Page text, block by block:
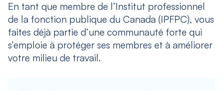
En tant que membre de l’Institut professionnel
de la fonction publique du Canada (IPFPC), vous
faites déjà partie d’une communauté forte qui
s’emploie à protéger ses membres et à améliorer
votre milieu de travail.